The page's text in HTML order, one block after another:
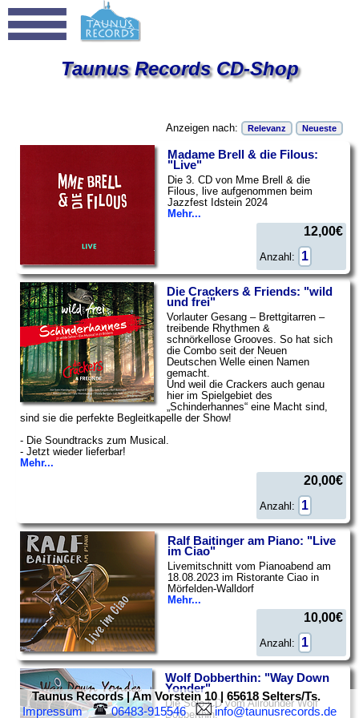
Taunus Records CD-Shop
Anzeigen nach: Relevanz Neueste
Madame Brell & die Filous:
"Live"
Die 3. CD von Mme Brell & die
Filous, live aufgenommen beim
Jazzfest Idstein 2024
Mehr...
12,00€
Anzahl:
Die Crackers & Friends: "wild
und frei"
Vorlauter Gesang – Brettgitarren –
treibende Rhythmen &
schnörkellose Grooves. So hat sich
die Combo seit der Neuen
Deutschen Welle einen Namen
gemacht.
Und weil die Crackers auch genau
hier im Spielgebiet des
„Schinderhannes“ eine Macht sind,
sind sie die perfekte Begleitkapelle der Show!
- Die Soundtracks zum Musical.
- Jetzt wieder lieferbar!
Mehr...
20,00€
Anzahl:
Ralf Baitinger am Piano: "Live
im Ciao"
Livemitschnitt vom Pianoabend am
18.08.2023 im Ristorante Ciao in
Mörfelden-Walldorf
Mehr...
10,00€
Anzahl:
Wolf Dobberthin: "Way Down
Yonder"
Die Solo-CD vom Allrounder Wolf
Dobberthin.
Taunus Records | Am Vorstein 10 | 65618 Selters/Ts.
Impressum
06483-915546 info@taunusrecords.de